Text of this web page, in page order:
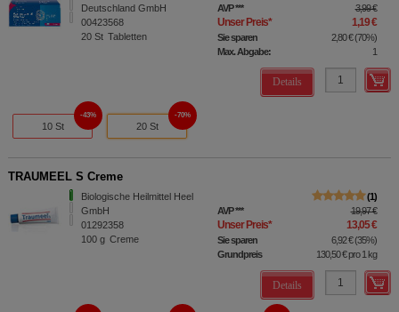
Deutschland GmbH
00423568
20 St Tabletten
AVP*** 3,99 €
Unser Preis* 1,19 €
Sie sparen 2,80 €(70%)
Max. Abgabe:
1
Details
10 St
43%
20 St
70%
TRAUMEEL S Creme
Biologische Heilmittel Heel
GmbH
01292358
100 g Creme
1
AVP*** 19,97 €
Unser Preis* 13,05 €
Sie sparen 6,92 €(35%)
Grundpreis
130,50 €pro 1 kg
Details